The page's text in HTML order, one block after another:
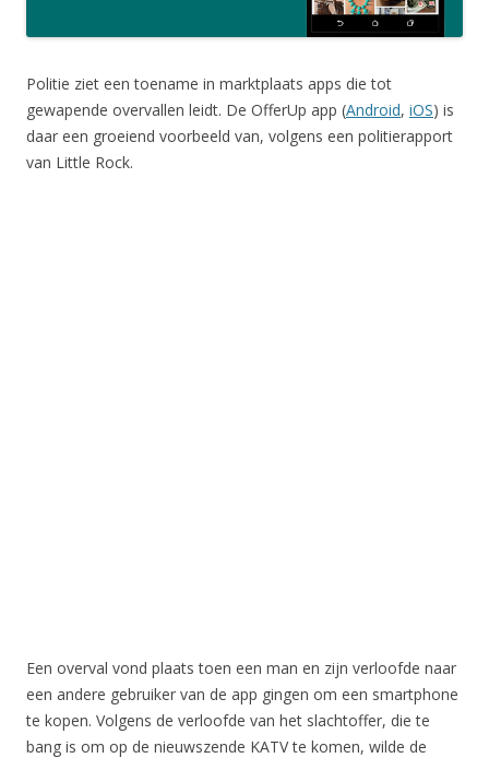
Politie ziet een toename in marktplaats apps die tot
gewapende overvallen leidt. De OfferUp app (Android, iOS) is
daar een groeiend voorbeeld van, volgens een politierapport
van Little Rock.
Een overval vond plaats toen een man en zijn verloofde naar
een andere gebruiker van de app gingen om een smartphone
te kopen. Volgens de verloofde van het slachtoffer, die te
bang is om op de nieuwszende KATV te komen, wilde de